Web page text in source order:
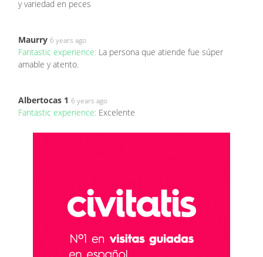
y variedad en peces
Maurry 6 years ago
Fantastic experience: La persona que atiende fue súper
amable y atento.
Albertocas 1 6 years ago
Fantastic experience: Excelente